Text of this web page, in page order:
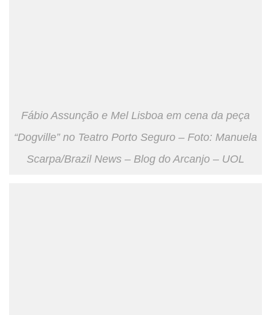
Fábio Assunção e Mel Lisboa em cena da peça
“Dogville” no Teatro Porto Seguro – Foto: Manuela
Scarpa/Brazil News – Blog do Arcanjo – UOL